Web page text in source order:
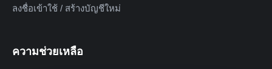
ลงชื่อเข้าใช้ / สร้างบัญชีใหม่
ความช่วยเหลือ